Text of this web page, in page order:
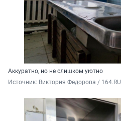
Аккуратно, но не слишком уютно
Источник: Виктория Федорова / 164.RU